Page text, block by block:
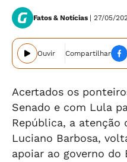
Fatos & Notícias | 27/05/
Ouvir Compartilhar
Acertados os
Senado e com Lula
República, a atenção
Luciano Barbosa,
apoiar ao governo